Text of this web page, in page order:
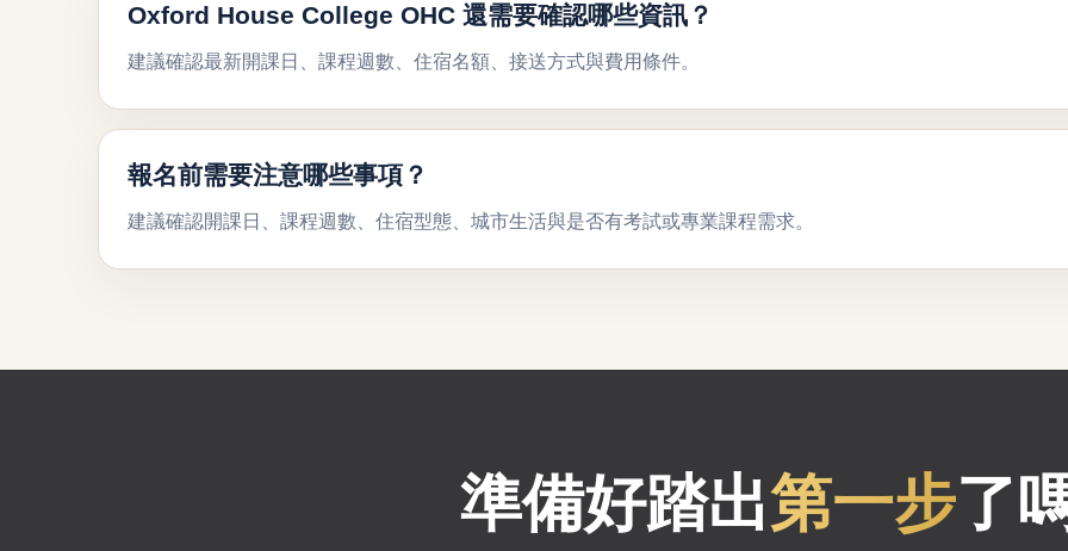
Oxford House College OHC 還需要確認哪些資訊？
建議確認最新開課日、課程週數、住宿名額、接送方式與費用條件。
報名前需要注意哪些事項？
建議確認開課日、課程週數、住宿型態、城市生活與是否有考試或專業課程需求。
準備好踏出第一步了